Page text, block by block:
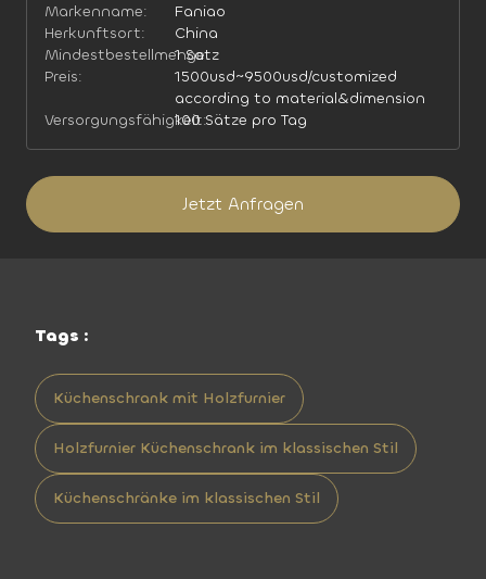
Markenname:
Faniao
Herkunftsort:
China
Mindestbestellmenge:
1 Satz
Preis:
1500usd~9500usd/customized
according to material&dimension
Versorgungsfähigkeit:100 Sätze pro Tag
Jetzt Anfragen
Tags :
Küchenschrank mit Holzfurnier
Holzfurnier Küchenschrank im klassischen Stil
Küchenschränke im klassischen Stil